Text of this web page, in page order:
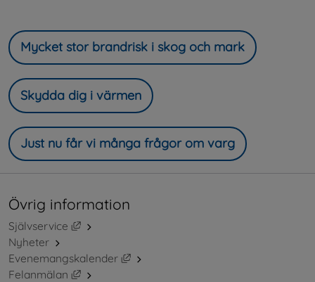
Mycket stor brandrisk i skog och mark
Skydda dig i värmen
Just nu får vi många frågor om varg
Övrig information
Självservice
Länk till annan webbplats, öppnas i nytt fönster.
Nyheter
Evenemangskalender
Länk till annan webbplats, öppnas i
Felanmälan
Länk till annan webbplats, öppnas i nytt fönster.